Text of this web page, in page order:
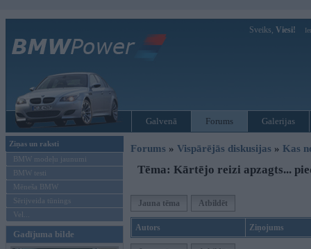
Sveiks, Viesi!
Galvenā Forums Galerijas
Ziņas un raksti
BMW modeļu jaunumi
BMW testi
Mēneša BMW
Sērijveida tūnings
Vel...
Gadījuma bilde
Forums » Vispārējās diskusijas » Kas
Tēma: Kārtējo reizi apzagts...
Jauna tēma Atbildēt
Autors Ziņojums